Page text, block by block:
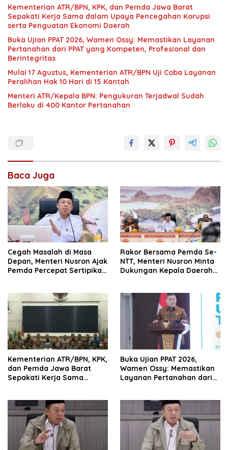
Kementerian ATR/BPN, KPK, dan Pemda Jawa Barat
Sepakati Kerja Sama dalam Upaya Pencegahan Korupsi
serta Penguatan Ekonomi Daerah
Buka Ujian PPAT 2026, Wamen Ossy: Memastikan Layanan
Pertanahan dari PPAT yang Kompeten, Profesional dan
Berintegritas
Mulai 17 Agustus, Kementerian ATR/BPN Uji Coba Layanan
Peralihan Hak 10 Hari di 15 Kantah
Menteri ATR/Kepala BPN: Pengukuran Terjadwal Sudah
Berlaku di 400 Kantor Pertanahan
Baca Juga
Cegah Masalah di Masa
Depan, Menteri Nusron Ajak
Pemda Percepat Sertipikasi
Rakor Bersama Pemda Se-
NTT, Menteri Nusron Minta
Dukungan Kepala Daerah
Kementerian ATR/BPN, KPK,
dan Pemda Jawa Barat
Sepakati Kerja Sama
Ekonomi Daerah
Buka Ujian PPAT 2026,
Wamen Ossy: Memastikan
Layanan Pertanahan dari
Berintegritas